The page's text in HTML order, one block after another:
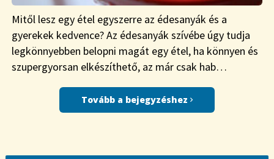
Mitől lesz egy étel egyszerre az édesanyák és a
gyerekek kedvence? Az édesanyák szívébe úgy tudja
legkönnyebben belopni magát egy étel, ha könnyen és
szupergyorsan elkészíthető, az már csak hab…
Tovább a bejegyzéshez